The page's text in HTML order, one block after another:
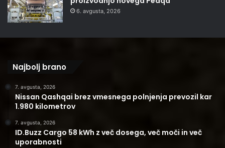
6. avgusta, 2026
Najbolj brano
7. avgusta, 2026
Nissan Qashqai brez vmesnega polnjenja prevozil kar
1.980 kilometrov
7. avgusta, 2026
ID.Buzz Cargo 58 kWh z več dosega, več moči in več
uporabnosti